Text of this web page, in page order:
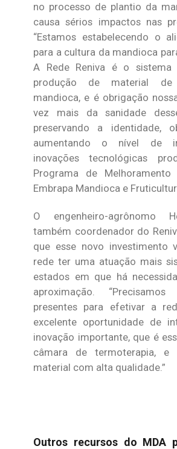
no processo de plantio da
causa sérios impactos nas
“Estamos estabelecendo o
para a cultura da mandioca
A Rede Reniva é o sistema
produção de material
mandioca, e é obrigação
vez mais da sanidade
preservando a identidade,
aumentando o nível de
inovações tecnológicas
Programa de
Embrapa Mandioca e
O engenheiro-agrônomo
também coordenador do
que esse novo investimento
rede ter uma atuação mais
estados em que há
aproximação.
presentes para efetivar a
excelente oportunidade de
inovação importante, que é
câmara de termoterapia, e
material com alta qualidade.”
Outros recursos do MDA